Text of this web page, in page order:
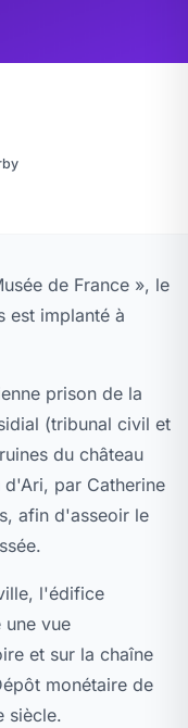
de France », le
est implanté à
prison de la
(tribunal civil et
du château
par Catherine
afin d'asseoir le
l'édifice
vue
et sur la chaîne
monétaire de
siècle.